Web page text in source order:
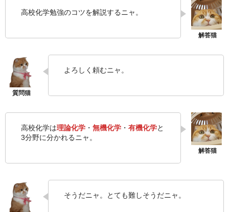
高校化学勉強のコツを解説するニャ。
よろしく頼むニャ。
高校化学は理論化学 ・ 無機化学 ・ 有機化学と
3分野に分かれるニャ。
そうだニャ。とても難しそうだニャ。